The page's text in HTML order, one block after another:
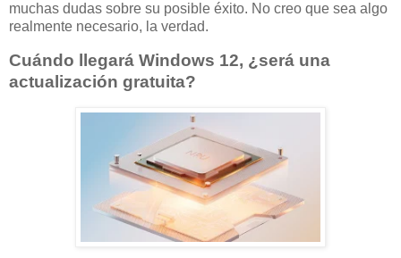
muchas dudas sobre su posible éxito. No creo que sea algo
realmente necesario, la verdad.
Cuándo llegará Windows 12, ¿será una
actualización gratuita?